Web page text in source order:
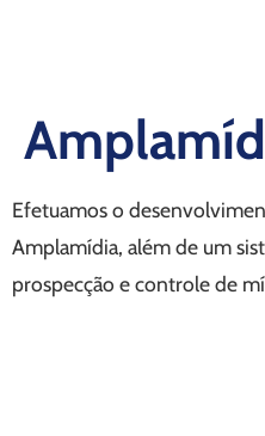
Efetuamos o
Amplamídia, além de um
prospecção e controle de